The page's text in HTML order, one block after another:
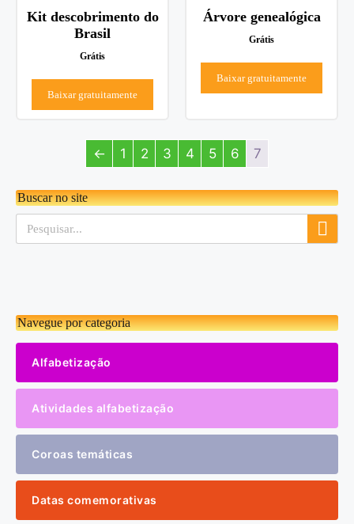
Kit descobrimento do
Brasil
Grátis
Baixar gratuitamente
Árvore genealógica
Grátis
Baixar gratuitamente
← 1 2 3 4 5 6 7
Buscar no site
Navegue por categoria
Alfabetização
Atividades alfabetização
Coroas temáticas
Datas comemorativas